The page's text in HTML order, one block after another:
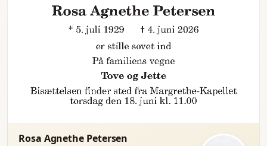
Rosa Agnethe Petersen